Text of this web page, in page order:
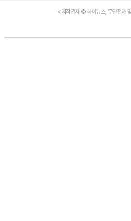
<저작권자 © 하이뉴스, 무단전재